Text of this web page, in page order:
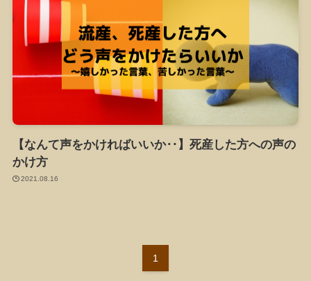
【なんて声をかければいいか‥】死産した方への声の
かけ方
2021.08.16
1